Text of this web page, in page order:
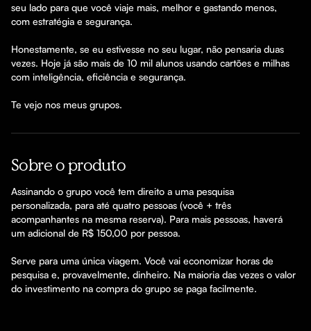
seu lado para que você viaje mais, melhor e gastando menos,
com estratégia e segurança.
Honestamente, se eu estivesse no seu lugar, não pensaria duas
vezes. Hoje já são mais de 10 mil alunos usando cartões e milhas
com inteligência, eficiência e segurança.
Te vejo nos meus grupos.
Sobre o produto
Assinando o grupo você tem direito a uma pesquisa
personalizada, para até quatro pessoas (você + três
acompanhantes na mesma reserva). Para mais pessoas, haverá
um adicional de R$ 150,00 por pessoa.
Serve para uma única viagem. Você vai economizar horas de
pesquisa e, provavelmente, dinheiro. Na maioria das vezes o valor
do investimento na compra do grupo se paga facilmente.